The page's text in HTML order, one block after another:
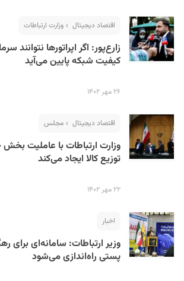
اقتصاد دیجیتال وزارت ارتباطات
زارع‌پور: اگر اپراتورها نتوانند
کیفیت شبکه پایین می‌آید
۲۶ مهر ۱۴۰۲
اقتصاد دیجیتال مجلس
وزارت ارتباطات با عاملیت
توزیع کالا ایجاد می‌کند
۲۲ مهر ۱۴۰۲
اخبار
وزیر ارتباطات: سامانه‌ای برای
پستی راه‌اندازی می‌شود